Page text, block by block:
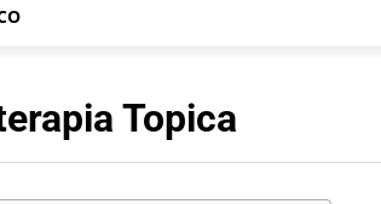
Topica